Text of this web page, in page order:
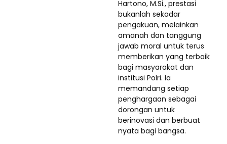
Hartono, M.Si., prestasi
bukanlah sekadar
pengakuan, melainkan
amanah dan tanggung
jawab moral untuk terus
memberikan yang terbaik
bagi masyarakat dan
institusi Polri. Ia
memandang setiap
penghargaan sebagai
dorongan untuk
berinovasi dan berbuat
nyata bagi bangsa.